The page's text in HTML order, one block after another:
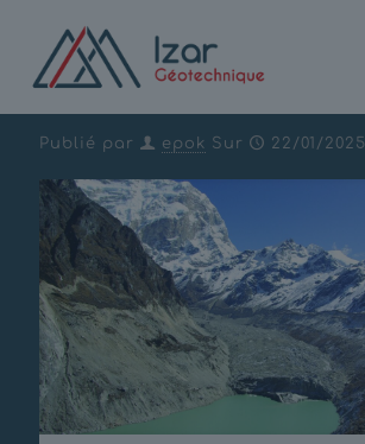
Lac Thulagi – Népal
Publié par epok Sur 22/01/2025